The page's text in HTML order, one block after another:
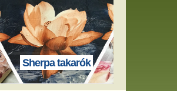
Sherpa takarók